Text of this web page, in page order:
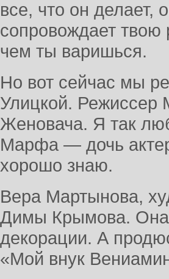
все, что он
сопровождает твою
чем ты варишься.
Но вот сейчас мы
Улицкой. Режиссер
Женовача. Я так
Марфа — дочь
хорошо знаю.
Вера Мартынова,
Димы Крымова. Она
декорации. А
«Мой внук